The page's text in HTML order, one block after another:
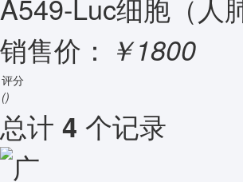
A549-Luc细胞（人
销售价： ￥1800
评分
()
总计 4 个记录